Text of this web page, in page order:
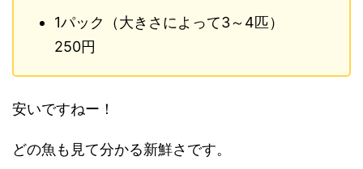
1パック（大きさによって3～4匹）
250円
安いですねー！
どの魚も見て分かる新鮮さです。